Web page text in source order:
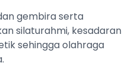
gembira serta
silaturahmi, kesadaran
sehingga olahraga